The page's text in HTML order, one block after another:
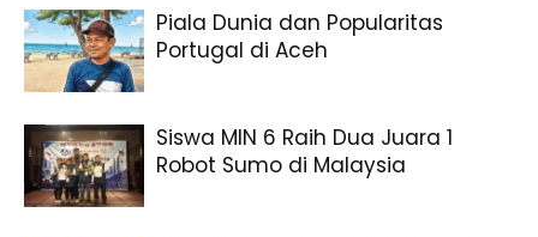
Piala Dunia dan Popularitas
Portugal di Aceh
Siswa MIN 6 Raih Dua Juara 1
Robot Sumo di Malaysia